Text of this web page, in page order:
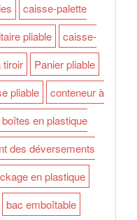
caisse-palette
pliable
caisse-
tiroir
Panier pliable
pliable
conteneur à
boîtes en plastique
des déversements
en plastique
bac emboîtable